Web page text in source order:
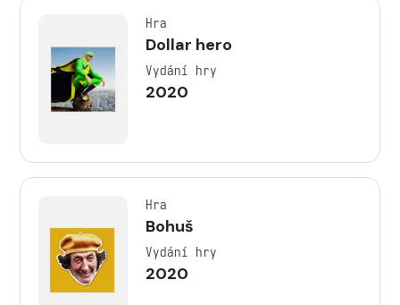
Hra
Dollar hero
Vydání hry
2020
Hra
Bohuš
Vydání hry
2020